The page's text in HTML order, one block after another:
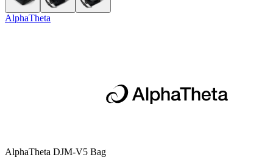
AlphaTheta
AlphaTheta DJM-V5 Bag